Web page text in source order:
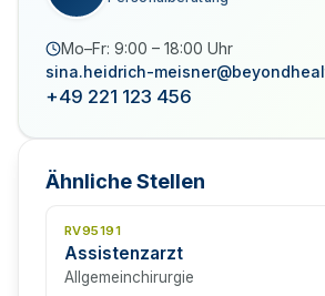
Mo–Fr: 9:00 – 18:00 Uhr
sina.heidrich-
+49 221 123 456
Ähnliche Stellen
RV95191
Assistenzarzt
Allgemeinchirurgie